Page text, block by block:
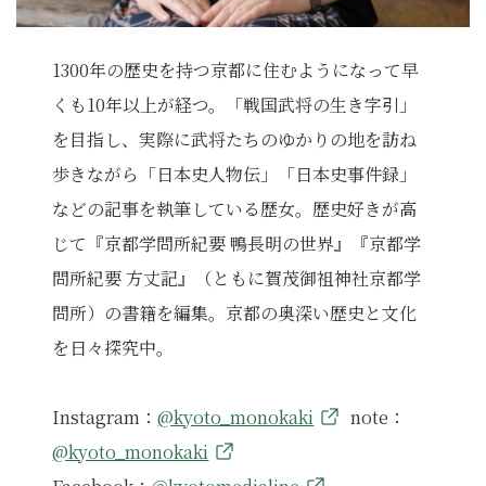
1300年の歴史を持つ京都に住むようになって早
くも10年以上が経つ。「戦国武将の生き字引」
を目指し、実際に武将たちのゆかりの地を訪ね
歩きながら「日本史人物伝」「日本史事件録」
などの記事を執筆している歴女。歴史好きが高
じて『京都学問所紀要 鴨長明の世界』『京都学
問所紀要 方丈記』（ともに賀茂御祖神社京都学
問所）の書籍を編集。京都の奥深い歴史と文化
を日々探究中。
Instagram：@kyoto_monokaki
note：
@kyoto_monokaki